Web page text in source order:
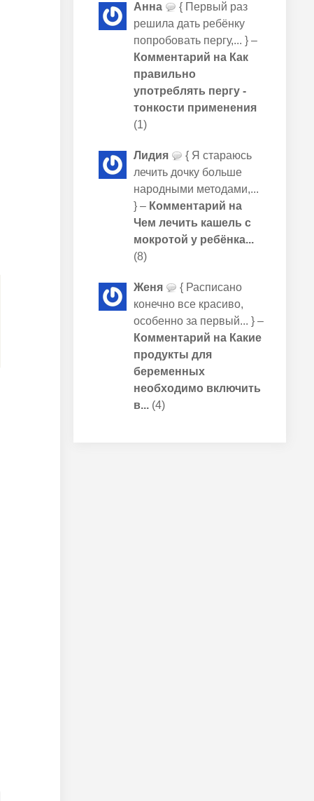
Анна
{ Первый раз
решила дать ребёнку
попробовать пергу,... } –
Комментарий на Как
правильно
употреблять пергу -
тонкости применения
(1)
Лидия
{ Я стараюсь
лечить дочку больше
народными методами,...
} – Комментарий на
Чем лечить кашель с
мокротой у ребёнка...
(8)
Женя
{ Расписано
конечно все красиво,
особенно за первый... } –
Комментарий на Какие
продукты для
беременных
необходимо включить
в...(4)